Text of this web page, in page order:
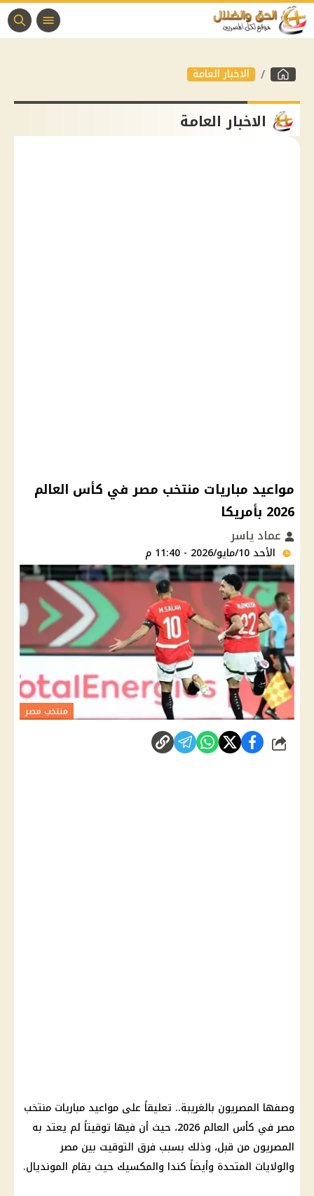
الاخبار العامة
الاخبار العامة
مواعيد مباريات منتخب مصر في كأس العالم
2026 بأمريكا
عماد ياسر
الأحد 10/مايو/2026 - 11:40 م
منتخب مصر
شارك
وصفها المصريون بالغريبة.. تعليقاً على مواعيد مباريات منتخب
مصر في كأس العالم 2026، حيث أن فيها توقيتاً لم يعتد به
المصريون من قبل، وذلك بسبب فرق التوقيت بين مصر
والولايات المتحدة وأيضاً كندا والمكسيك حيث يقام المونديال.